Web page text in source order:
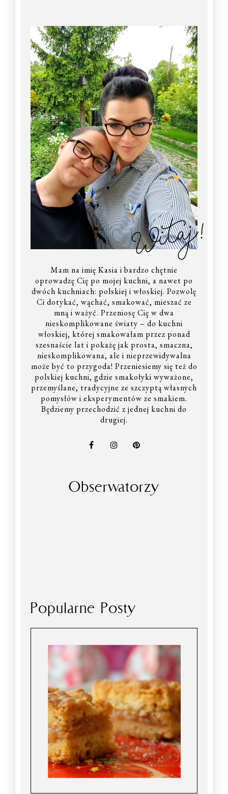
Witaj!
Mam na imię Kasia i bardzo chętnie
oprowadzę Cię po mojej kuchni, a nawet po
dwóch kuchniach: polskiej i włoskiej. Pozwolę
Ci dotykać, wąchać, smakować, mieszać ze
mną i ważyć. Przeniosę Cię w dwa
nieskomplikowane światy – do kuchni
włoskiej, której smakowałam przez ponad
szesnaście lat i pokażę jak prosta, smaczna,
nieskomplikowana, ale i nieprzewidywalna
może być to przygoda! Przeniesiemy się też do
polskiej kuchni, gdzie smakołyki wyważone,
przemyślane, tradycyjne ze szczyptą własnych
pomysłów i eksperymentów ze smakiem.
Będziemy przechodzić z jednej kuchni do
drugiej.
Obserwatorzy
Popularne Posty